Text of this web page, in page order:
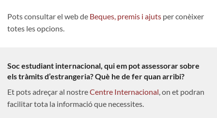
Pots consultar el web de Beques, premis i ajuts per conèixer
totes les opcions.
Soc estudiant internacional, qui em pot assessorar sobre
els tràmits d’estrangeria? Què he de fer quan arribi?
Et pots adreçar al nostreCentre Internacional, on et podran
facilitar tota la informació que necessites.